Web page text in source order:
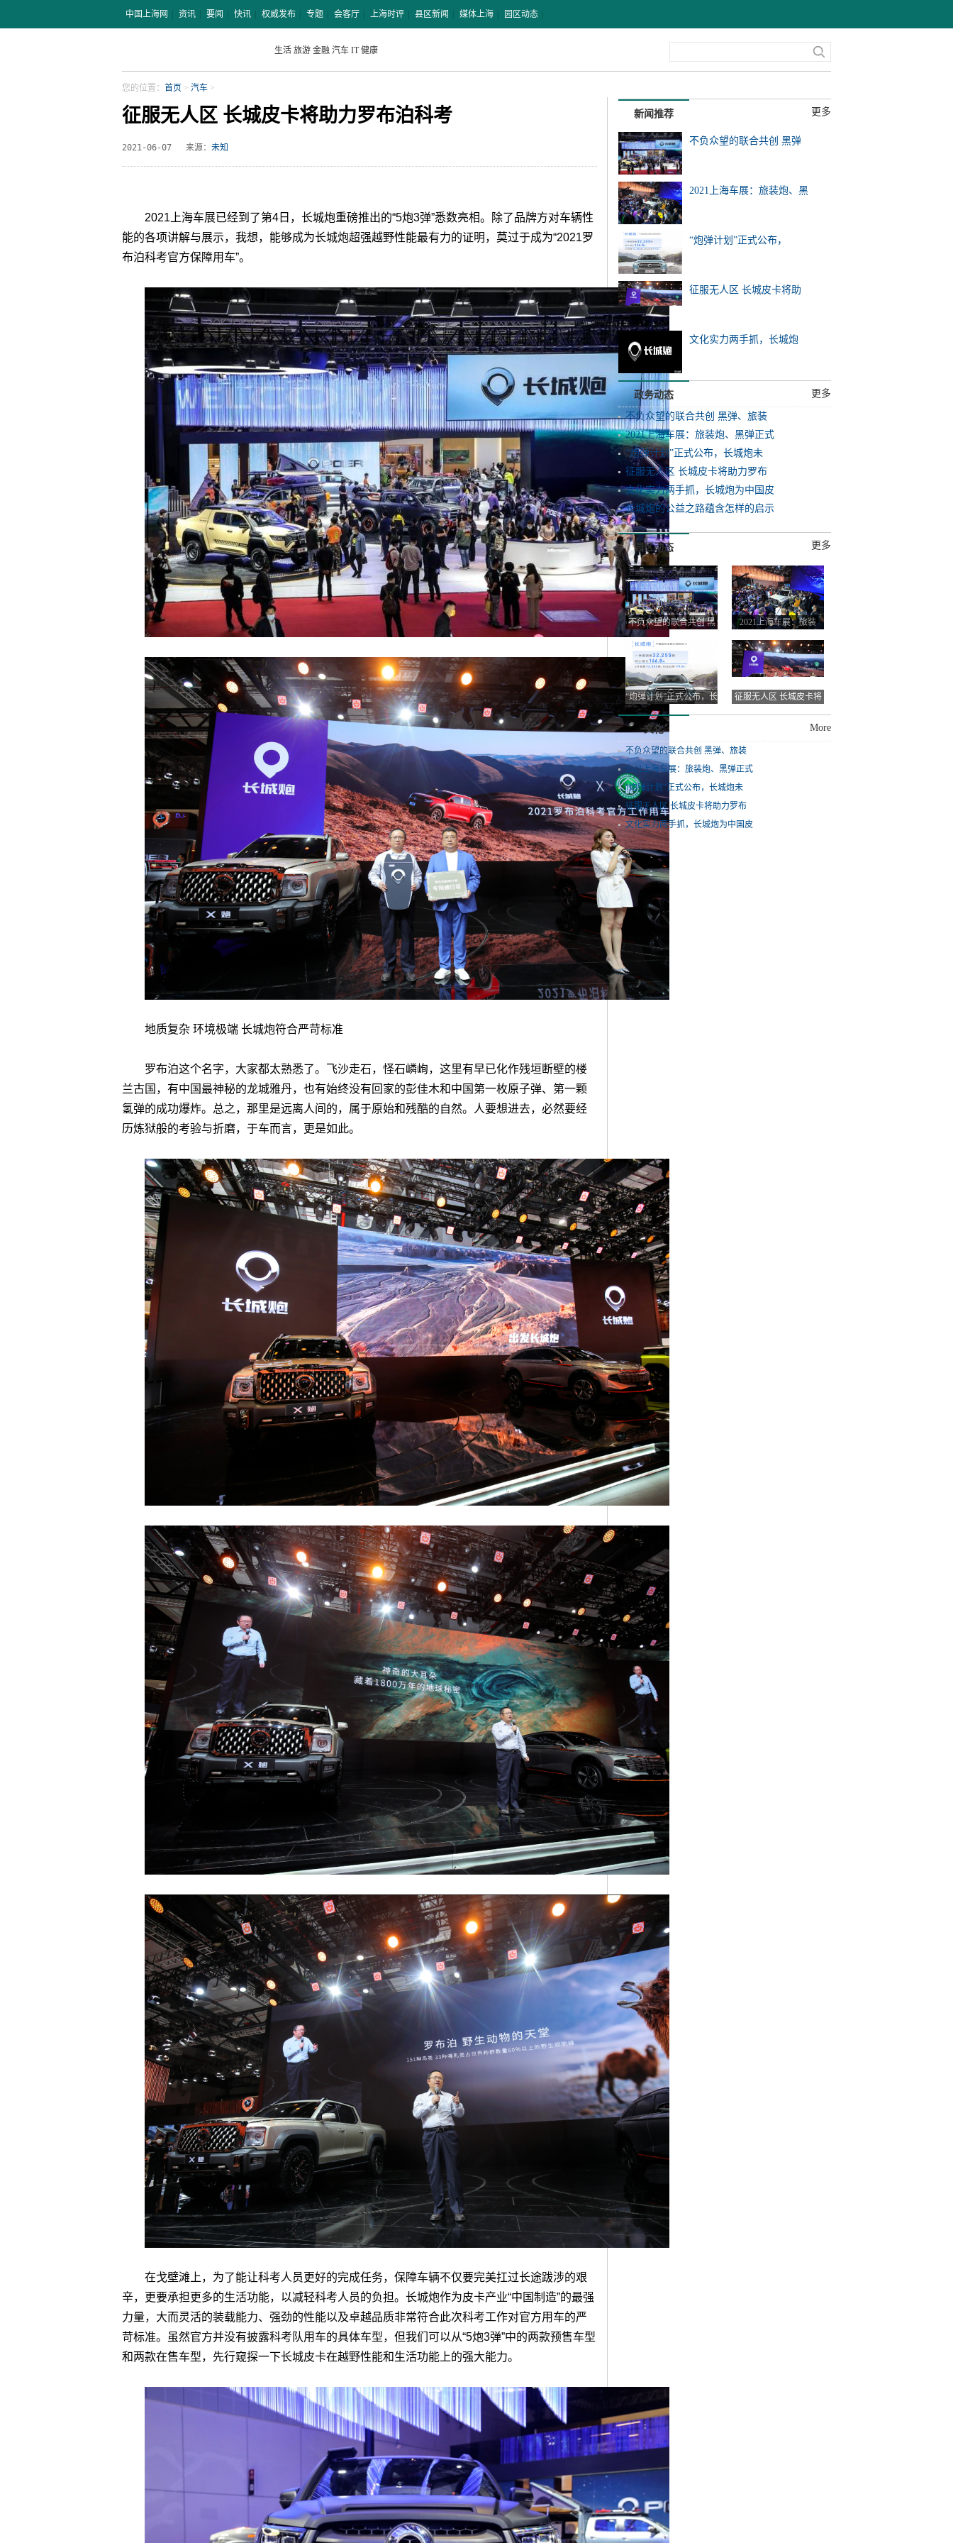
中国上海网 资讯 要闻 快讯 权威发布 专题 会客厅 上海时评 县区新闻 媒体上海 园区动态
生活 旅游 金融 汽车 IT 健康
您的位置： 首页 > 汽车 >
征服无人区 长城皮卡将助力罗布泊科考
2021-06-07 来源： 未知
2021上海车展已经到了第4日，长城炮重磅推出的“5炮3弹”悉数亮相。除了品牌方对车辆性
能的各项讲解与展示，我想，能够成为长城炮超强越野性能最有力的证明，莫过于成为“2021罗
布泊科考官方保障用车”。
地质复杂 环境极端 长城炮符合严苛标准
罗布泊这个名字，大家都太熟悉了。飞沙走石，怪石嶙峋，这里有早已化作残垣断壁的楼
兰古国，有中国最神秘的龙城雅丹，也有始终没有回家的彭佳木和中国第一枚原子弹、第一颗
氢弹的成功爆炸。总之，那里是远离人间的，属于原始和残酷的自然。人要想进去，必然要经
历炼狱般的考验与折磨，于车而言，更是如此。
在戈壁滩上，为了能让科考人员更好的完成任务，保障车辆不仅要完美扛过长途跋涉的艰
辛，更要承担更多的生活功能，以减轻科考人员的负担。长城炮作为皮卡产业“中国制造”的最强
力量，大而灵活的装载能力、强劲的性能以及卓越品质非常符合此次科考工作对官方用车的严
苛标准。虽然官方并没有披露科考队用车的具体车型，但我们可以从“5炮3弹”中的两款预售车型
和两款在售车型，先行窥探一下长城皮卡在越野性能和生活功能上的强大能力。
新闻推荐 更多
不负众望的联合共创 黑弹
2021上海车展：旅装炮、黑
“炮弹计划”正式公布，
征服无人区 长城皮卡将助
文化实力两手抓，长城炮
政务动态 更多
不负众望的联合共创 黑弹、旅装
2021上海车展：旅装炮、黑弹正式
“炮弹计划”正式公布，长城炮未
征服无人区 长城皮卡将助力罗布
文化实力两手抓，长城炮为中国皮
长城炮的公益之路蕴含怎样的启示
园区动态 更多
不负众望的联合共创 黑
弹、旅装
2021上海车展：旅装
“炮弹计划”正式公布，长
城炮未
征服无人区 长城皮卡将
文化 More
不负众望的联合共创 黑弹、旅装
2021上海车展：旅装炮、黑弹正式
“炮弹计划”正式公布，长城炮未
征服无人区 长城皮卡将助力罗布
文化实力两手抓，长城炮为中国皮